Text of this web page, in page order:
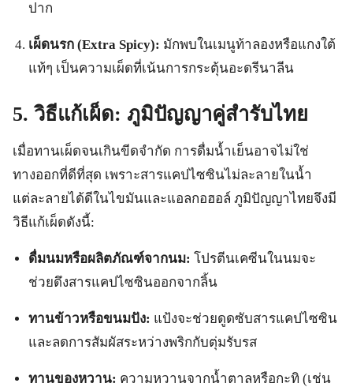
ปาก
เผ็ดนรก (Extra Spicy): มักพบในเมนูท้าลองหรือแกงใต้
แท้ๆ เป็นความเผ็ดที่เน้นการกระตุ้นอะดรีนาลีน
5. วิธีแก้เผ็ด: ภูมิปัญญาคู่สำรับไทย
เมื่อทานเผ็ดจนเกินขีดจำกัด การดื่มน้ำเย็นอาจไม่ใช่
ทางออกที่ดีที่สุด เพราะสารแคปไซซินไม่ละลายในน้ำ
แต่ละลายได้ดีในไขมันและแอลกอฮอล์ ภูมิปัญญาไทยจึงมี
วิธีแก้เผ็ดดังนี้:
ดื่มนมหรือผลิตภัณฑ์จากนม: โปรตีนเคซีนในนมจะ
ช่วยดึงสารแคปไซซินออกจากลิ้น
ทานข้าวหรือขนมปัง: แป้งจะช่วยดูดซับสารแคปไซซิน
และลดการสัมผัสระหว่างพริกกับตุ่มรับรส
ทานของหวาน: ความหวานจากน้ำตาลหรือกะทิ (เช่น